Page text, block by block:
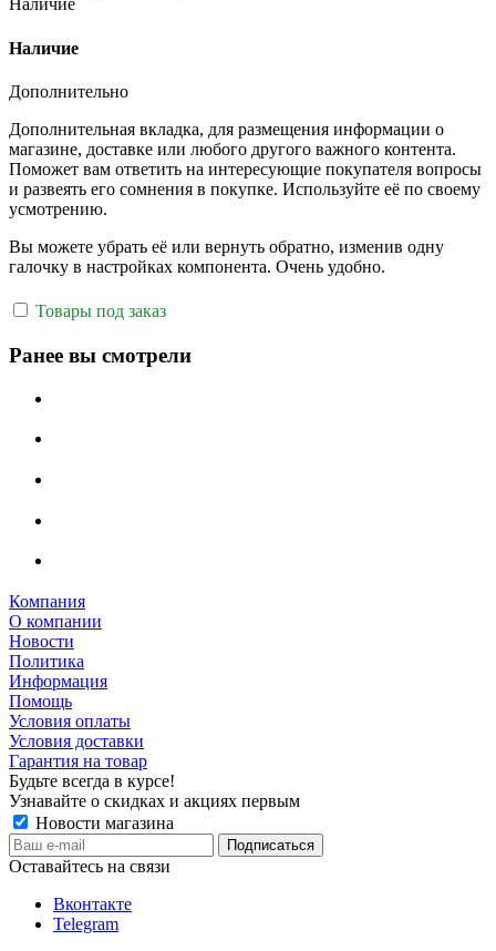
Наличие
Наличие
Дополнительно
Дополнительная вкладка, для размещения информации о
магазине, доставке или любого другого важного контента.
Поможет вам ответить на интересующие покупателя вопросы
и развеять его сомнения в покупке. Используйте её по своему
усмотрению.
Вы можете убрать её или вернуть обратно, изменив одну
галочку в настройках компонента. Очень удобно.
Товары под заказ
Ранее вы смотрели
Компания
О компании
Новости
Политика
Информация
Помощь
Условия оплаты
Условия доставки
Гарантия на товар
Будьте всегда в курсе!
Узнавайте о скидках и акциях первым
Новости магазина
Оставайтесь на связи
Вконтакте
Telegram